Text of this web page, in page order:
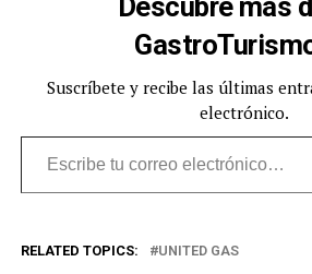
Suscríbete y recibe las últimas
electrónico.
Escribe tu correo electrónico…
RELATED TOPICS: UNITED GAS